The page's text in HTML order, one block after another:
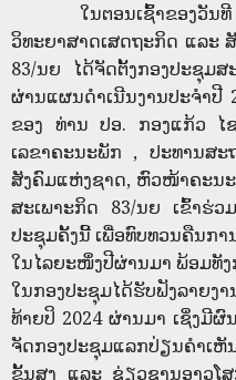
ໃນຕອນເຊົ້າຂອງວັນທີ
ວິທະຍາສາດເສດຖະກິດ ແລະ
83/ນຍ ໄດ້ຈັດຕັ້ງກອງປະຊຸມ
ຜ່ານແຜນດໍາເນີນງານປະຈຳປີ
ຂອງ ທ່ານ ປອ. ກອງແກ້ວ ໄ
ເລຂາຄະນະພັກ , ປະທານສະ
ສັງຄົມແຫ່ງຊາດ, ຫົວໜ້າຄະນ
ສະເພາະກິດ 83/ນຍ ເຂົ້າຮ່
ປະຊຸມຄັ້ງນີ້ ເພື່ອທົບທວນຄືນກ
ໃນໄລຍະໜຶ່ງປີຜ່ານມາ ພ້ອມທັ
ໃນກອງປະຊຸມໄດ້ຮັບຟັງລາຍ
ທ້າຍປິ 2024 ຜ່ານມາ ເຊິ່ງມີ
ຈັດກອງປະຊຸມແລກປ່ຽນຄໍາເ
ຂັ້ນສູງ ແລະ ຊ່ຽວຊານອາວຸໂ